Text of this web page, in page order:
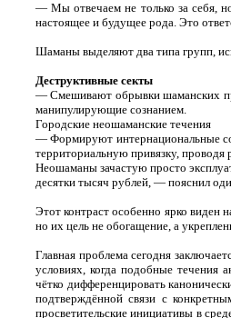
— Мы отвечаем не только за себя,
настоящее и будущее рода. Это
Шаманы выделяют два типа групп,
Деструктивные секты
— Смешивают обрывки шаманских
манипулирующие сознанием.
Городские неошаманские течения
— Формируют интернациональные
территориальную привязку,
Неошаманы зачастую просто
десятки тысяч рублей, — пояснил
Этот контраст особенно ярко
но их цель не обогащение, а
Главная проблема сегодня
условиях, когда подобные течения
чётко дифференцировать
подтверждённой связи с
просветительские инициативы в